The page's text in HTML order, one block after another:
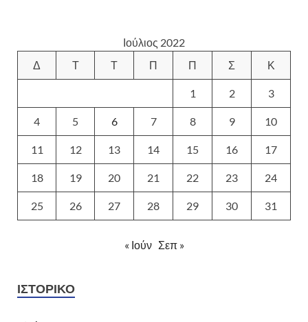
Ιούλιος 2022
Δ
Τ Τ Π Π Σ Κ
1 2 3
4 5 6 7 8 9 10
11 12 13 14 15 16 17
18 19 20 21 22 23 24
25 26 27 28 29 30 31
« Ιούν Σεπ »
ΙΣΤΟΡΙΚΌ